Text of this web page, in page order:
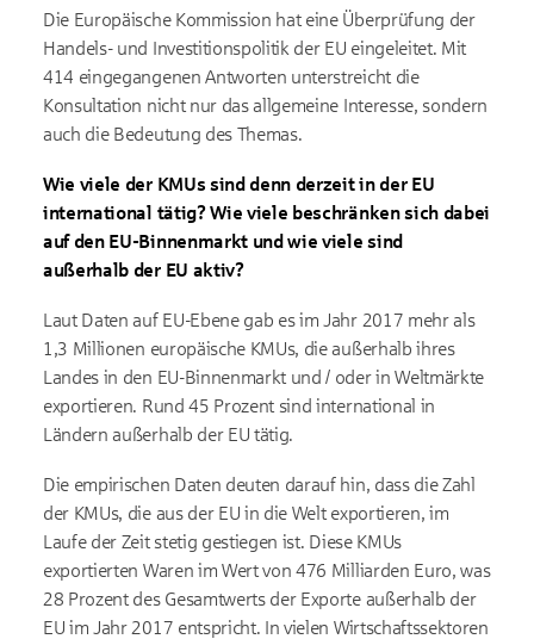
Die Europäische Kommission hat eine Überprüfung der
Handels- und Investitionspolitik der EU eingeleitet. Mit
414 eingegangenen Antworten unterstreicht die
Konsultation nicht nur das allgemeine Interesse, sondern
auch die Bedeutung des Themas.
Wie viele der KMUs sind denn derzeit in der EU
international tätig? Wie viele beschränken sich dabei
auf den EU-Binnenmarkt und wie viele sind
außerhalb der EU aktiv?
Laut Daten auf EU-Ebene gab es im Jahr 2017 mehr als
1,3 Millionen europäische KMUs, die außerhalb ihres
Landes in den EU-Binnenmarkt und / oder in Weltmärkte
exportieren. Rund 45 Prozent sind international in
Ländern außerhalb der EU tätig.
Die empirischen Daten deuten darauf hin, dass die Zahl
der KMUs, die aus der EU in die Welt exportieren, im
Laufe der Zeit stetig gestiegen ist. Diese KMUs
exportierten Waren im Wert von 476 Milliarden Euro, was
28 Prozent des Gesamtwerts der Exporte außerhalb der
EU im Jahr 2017 entspricht. In vielen Wirtschaftssektoren